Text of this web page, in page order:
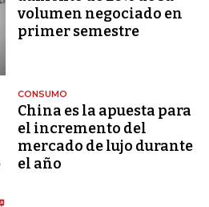
volumen negociado en
primer semestre
CONSUMO
China es la apuesta para
el incremento del
mercado de lujo durante
el año